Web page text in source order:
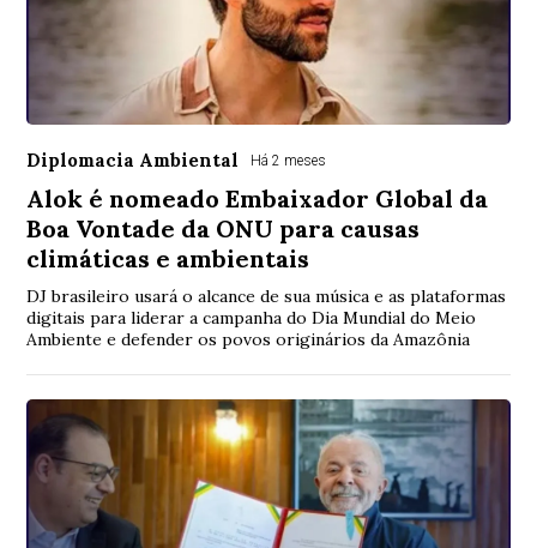
Diplomacia Ambiental Há 2 meses
Alok é nomeado Embaixador Global da
Boa Vontade da ONU para causas
climáticas e ambientais
DJ brasileiro usará o alcance de sua música e as plataformas
digitais para liderar a campanha do Dia Mundial do Meio
Ambiente e defender os povos originários da Amazônia